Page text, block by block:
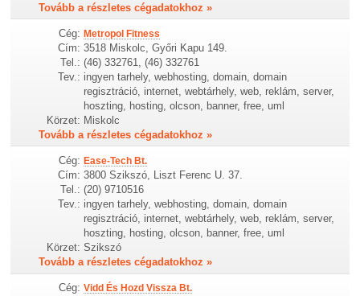
Tovább a részletes cégadatokhoz »
Cég: Metropol Fitness
Cím: 3518 Miskolc, Győri Kapu 149.
Tel.: (46) 332761, (46) 332761
Tev.: ingyen tarhely, webhosting, domain, domain
regisztráció, internet, webtárhely, web, reklám, server,
hoszting, hosting, olcson, banner, free, uml
Körzet: Miskolc
Tovább a részletes cégadatokhoz »
Cég: Ease-Tech Bt.
Cím: 3800 Szikszó, Liszt Ferenc U. 37.
Tel.: (20) 9710516
Tev.: ingyen tarhely, webhosting, domain, domain
regisztráció, internet, webtárhely, web, reklám, server,
hoszting, hosting, olcson, banner, free, uml
Körzet: Szikszó
Tovább a részletes cégadatokhoz »
Cég: Vidd És Hozd Vissza Bt.